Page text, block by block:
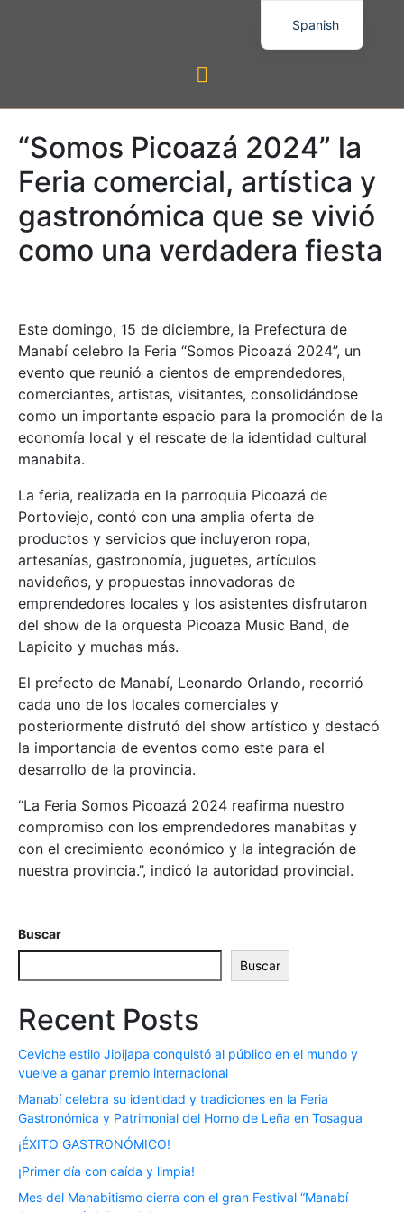
“Somos Picoazá 2024” la
Feria comercial, artística y
gastronómica que se vivió
como una verdadera fiesta
Este domingo, 15 de diciembre, la Prefectura de
Manabí celebro la Feria “Somos Picoazá 2024”, un
evento que reunió a cientos de emprendedores,
comerciantes, artistas, visitantes, consolidándose
como un importante espacio para la promoción de la
economía local y el rescate de la identidad cultural
manabita.
La feria, realizada en la parroquia Picoazá de
Portoviejo, contó con una amplia oferta de
productos y servicios que incluyeron ropa,
artesanías, gastronomía, juguetes, artículos
navideños, y propuestas innovadoras de
emprendedores locales y los asistentes disfrutaron
del show de la orquesta Picoaza Music Band, de
Lapicito y muchas más.
El prefecto de Manabí, Leonardo Orlando, recorrió
cada uno de los locales comerciales y
posteriormente disfrutó del show artístico y destacó
la importancia de eventos como este para el
desarrollo de la provincia.
“La Feria Somos Picoazá 2024 reafirma nuestro
compromiso con los emprendedores manabitas y
con el crecimiento económico y la integración de
nuestra provincia.”, indicó la autoridad provincial.
Buscar
Buscar
Recent Posts
Ceviche estilo Jipijapa conquistó al público en el mundo y
vuelve a ganar premio internacional
Manabí celebra su identidad y tradiciones en la Feria
Gastronómica y Patrimonial del Horno de Leña en Tosagua
¡ÉXITO GASTRONÓMICO!
¡Primer día con caída y limpia!
Mes del Manabitismo cierra con el gran Festival “Manabí
Spanish